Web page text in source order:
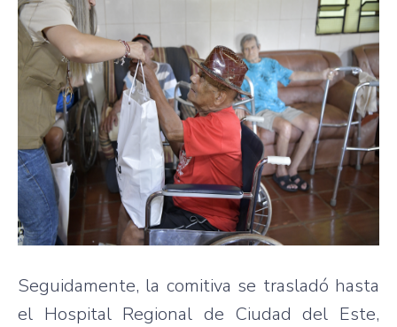
Seguidamente, la comitiva se trasladó hasta
el Hospital Regional de Ciudad del Este,